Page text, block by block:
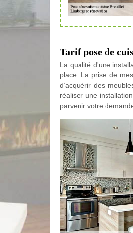
Tarif pose de
La qualité d'une
place. La prise de
d’acquérir des
réaliser une
parvenir votre